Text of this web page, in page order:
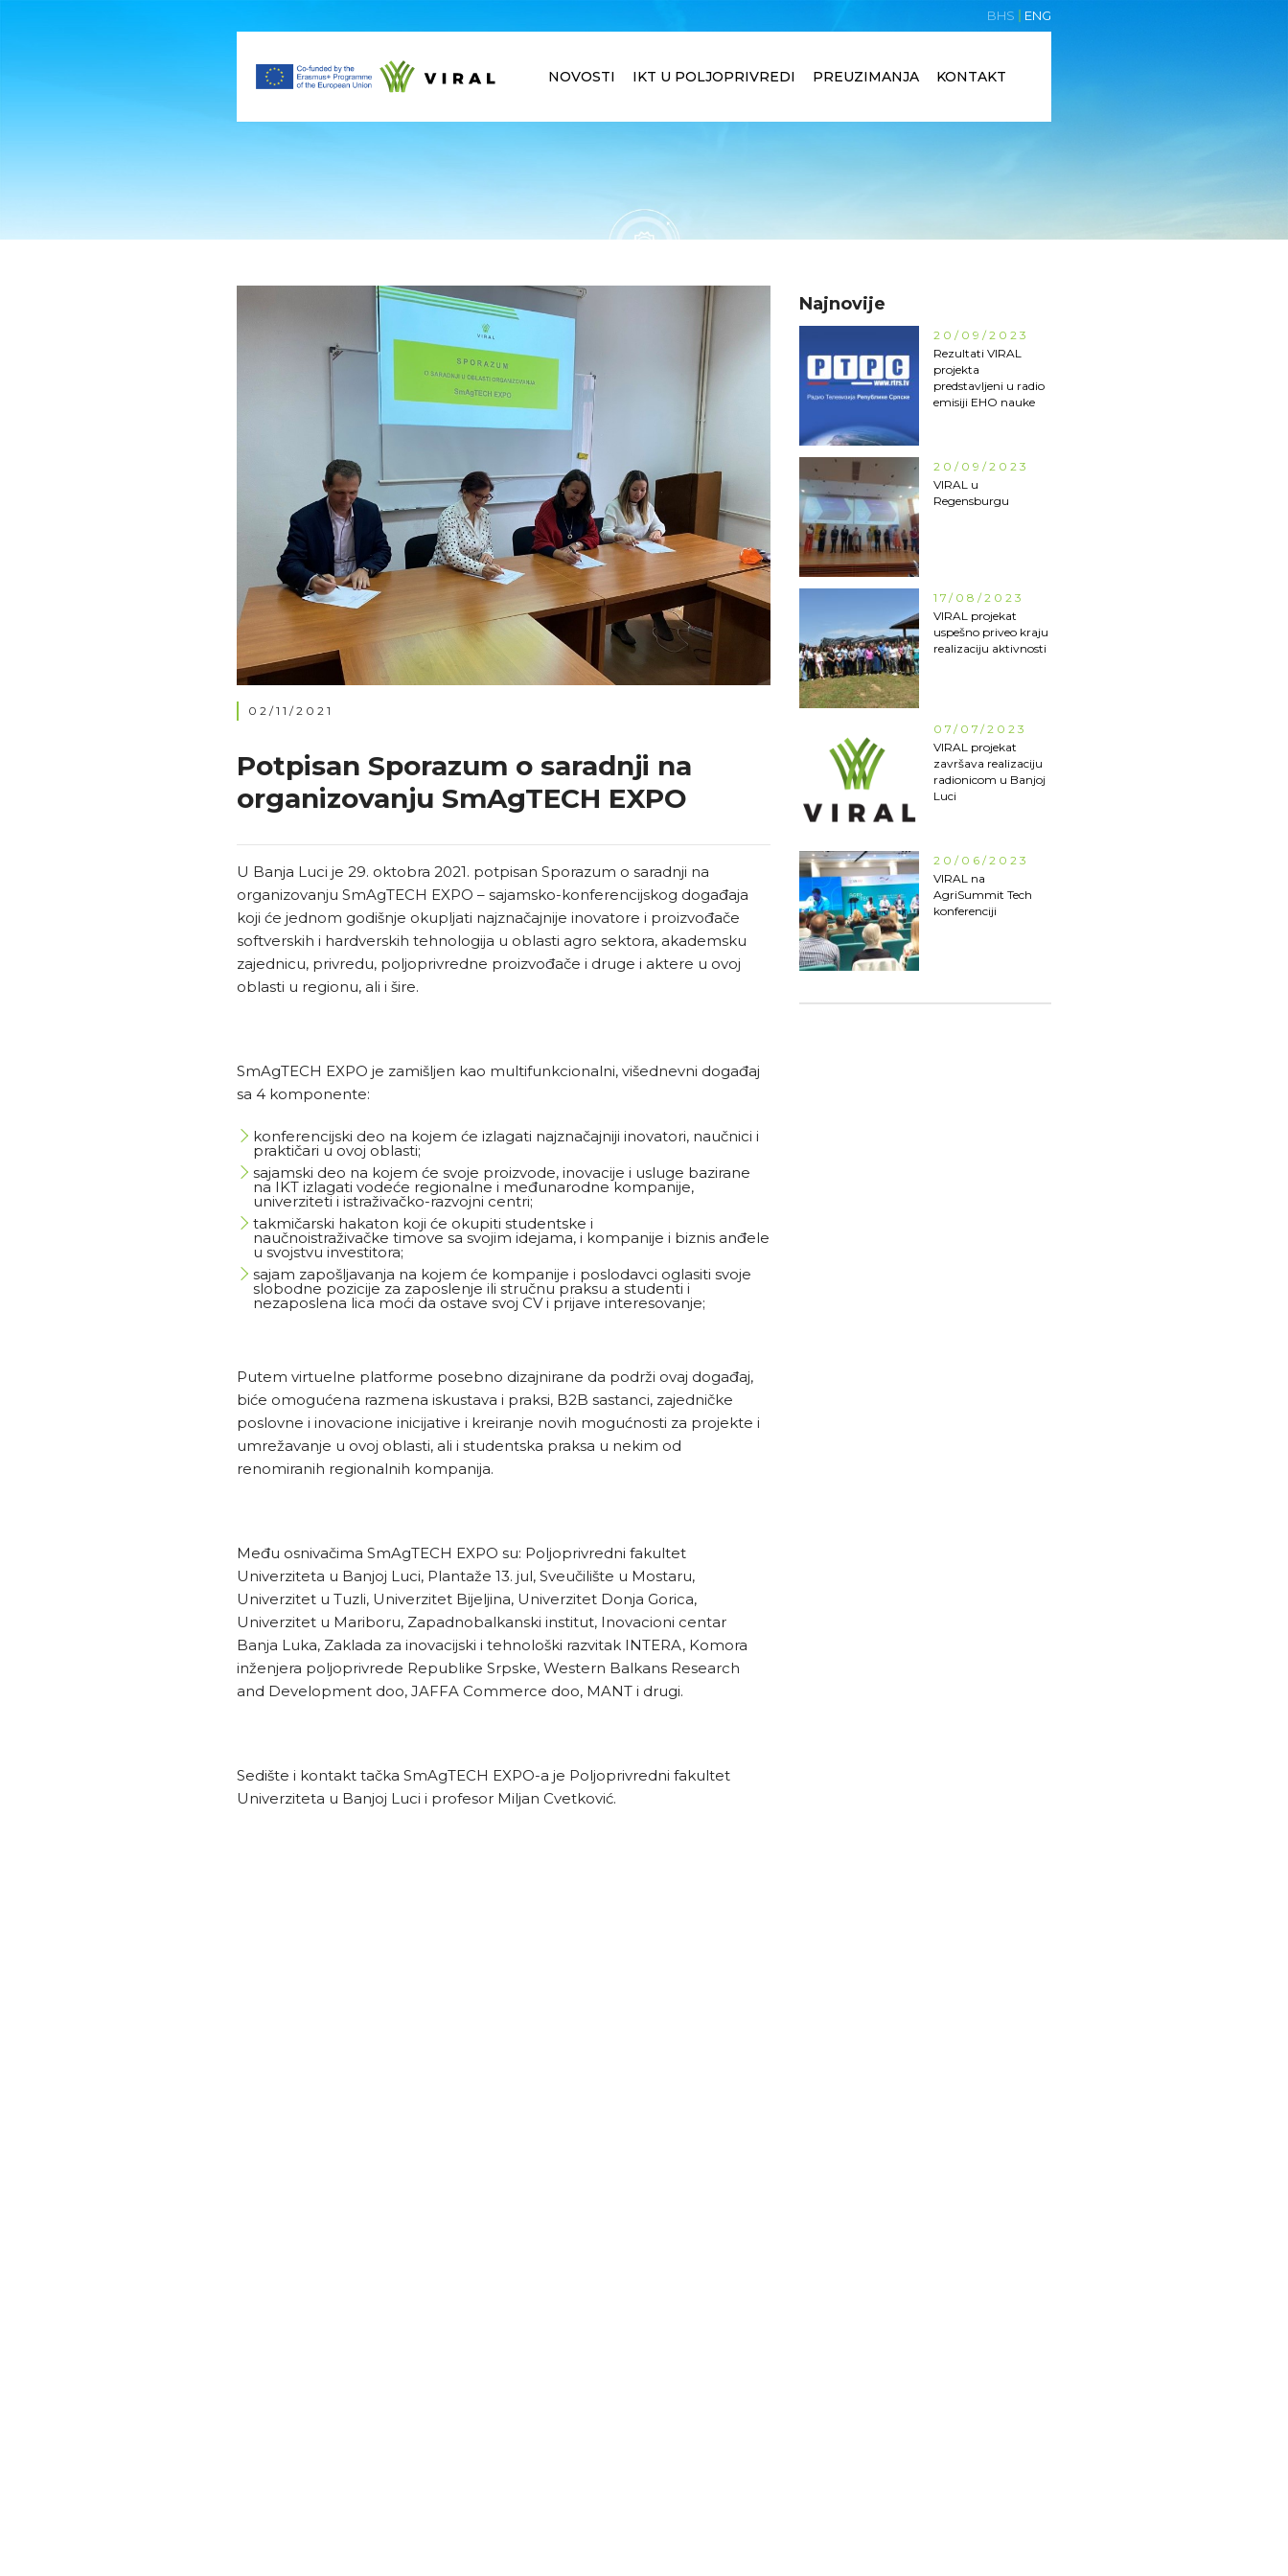
BHS ENG
NOVOSTI IKT U POLJOPRIVREDI PREUZIMANJA KONTAKT
02/11/2021
Potpisan Sporazum o saradnji na
organizovanju SmAgTECH EXPO
U Banja Luci je 29. oktobra 2021. potpisan Sporazum o saradnji na
organizovanju SmAgTECH EXPO – sajamsko-konferencijskog događaja
koji će jednom godišnje okupljati najznačajnije inovatore i proizvođače
softverskih i hardverskih tehnologija u oblasti agro sektora, akademsku
zajednicu, privredu, poljoprivredne proizvođače i druge i aktere u ovoj
oblasti u regionu, ali i šire.
SmAgTECH EXPO je zamišljen kao multifunkcionalni, višednevni događaj
sa 4 komponente:
konferencijski deo na kojem će izlagati najznačajniji inovatori, naučnici i
praktičari u ovoj oblasti;
sajamski deo na kojem će svoje proizvode, inovacije i usluge bazirane
na IKT izlagati vodeće regionalne i međunarodne kompanije,
univerziteti i istraživačko-razvojni centri;
takmičarski hakaton koji će okupiti studentske i
naučnoistraživačke timove sa svojim idejama, i kompanije i biznis anđele
u svojstvu investitora;
sajam zapošljavanja na kojem će kompanije i poslodavci oglasiti svoje
slobodne pozicije za zaposlenje ili stručnu praksu a studenti i
nezaposlena lica moći da ostave svoj CV i prijave interesovanje;
Putem virtuelne platforme posebno dizajnirane da podrži ovaj događaj,
biće omogućena razmena iskustava i praksi, B2B sastanci, zajedničke
poslovne i inovacione inicijative i kreiranje novih mogućnosti za projekte i
umrežavanje u ovoj oblasti, ali i studentska praksa u nekim od
renomiranih regionalnih kompanija.
Među osnivačima SmAgTECH EXPO su: Poljoprivredni fakultet
Univerziteta u Banjoj Luci, Plantaže 13. jul, Sveučilište u Mostaru,
Univerzitet u Tuzli, Univerzitet Bijeljina, Univerzitet Donja Gorica,
Univerzitet u Mariboru, Zapadnobalkanski institut, Inovacioni centar
Banja Luka, Zaklada za inovacijski i tehnološki razvitak INTERA, Komora
inženjera poljoprivrede Republike Srpske, Western Balkans Research
and Development doo, JAFFA Commerce doo, MANT i drugi.
Sedište i kontakt tačka SmAgTECH EXPO-a je Poljoprivredni fakultet
Univerziteta u Banjoj Luci i profesor Miljan Cvetković.
Najnovije
20/09/2023
Rezultati VIRAL
projekta
predstavljeni u radio
emisiji EHO nauke
20/09/2023
VIRAL u
Regensburgu
17/08/2023
VIRAL projekat
uspešno priveo kraju
realizaciju aktivnosti
07/07/2023
VIRAL projekat
završava realizaciju
radionicom u Banjoj
Luci
20/06/2023
VIRAL na
AgriSummit Tech
konferenciji